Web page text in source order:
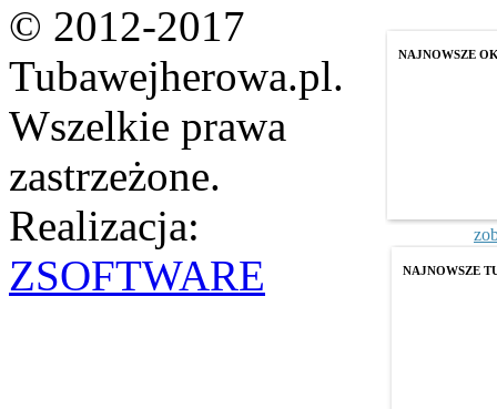
NAJNOWSZE
NAJNOWSZE
© 2012-2017
Tubawejherowa.pl.
Wszelkie prawa
zastrzeżone.
Realizacja:
ZSOFTWARE